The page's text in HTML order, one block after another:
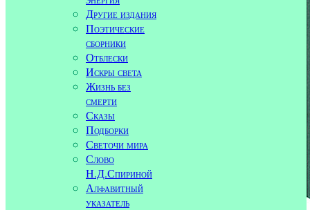
Другие издания
Поэтические
сборники
Отблески
Искры света
Жизнь без
смерти
Сказы
Подборки
Светочи мира
Слово
Н.Д.Спириной
Алфавитный
указатель